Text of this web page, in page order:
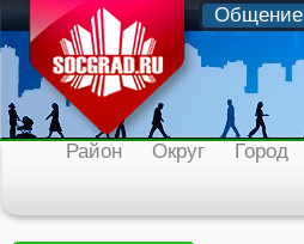
Общение
Район Округ Город